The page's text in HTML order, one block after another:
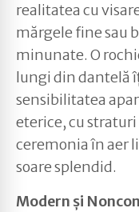
realitatea cu
mărgele fine sau
minunate. O
lungi din dantelă
sensibilitatea
eterice, cu
ceremonia în aer
soare splendid.
Modern și